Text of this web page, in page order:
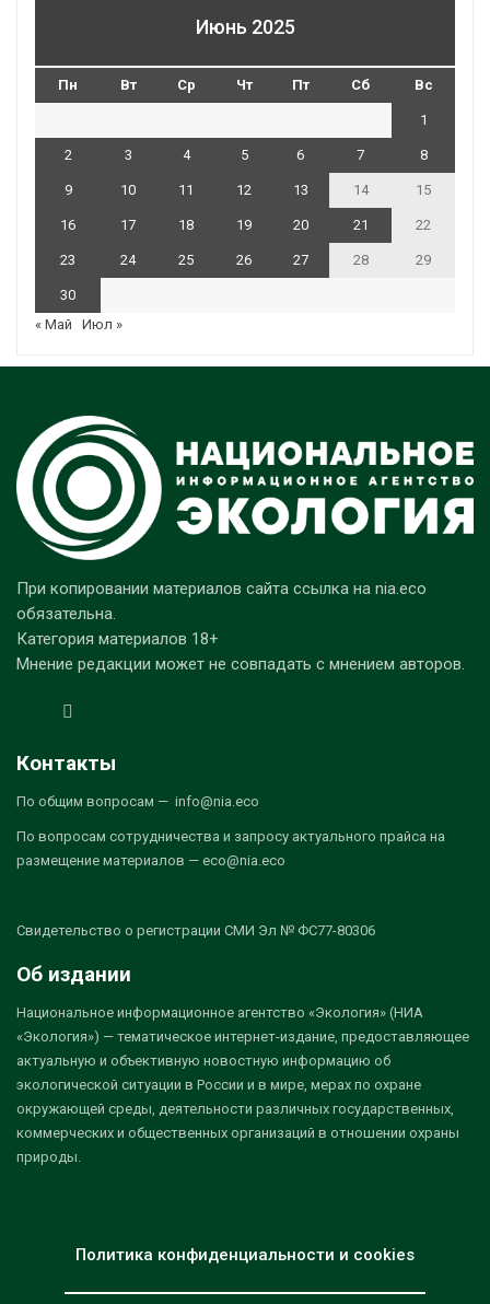
Июнь 2025
Пн Вт Ср Чт Пт Сб Вс
1
2 3 4 5 6 7 8
9 10 11 12 13 14 15
16 17 18 19 20 21 22
23 24 25 26 27 28 29
30
« Май
Июл »
При копировании материалов сайта ссылка на nia.eco
обязательна.
Категория материалов 18+
Мнение редакции может не совпадать с мнением авторов.
Контакты
По общим вопросам — info@nia.eco
По вопросам сотрудничества и запросу актуального прайса на
размещение материалов — eco@nia.eco
Свидетельство о регистрации СМИ Эл № ФС77-80306
Об издании
Национальное информационное агентство «Экология» (НИА
«Экология») — тематическое интернет-издание, предоставляющее
актуальную и объективную новостную информацию об
экологической ситуации в России и в мире, мерах по охране
окружающей среды, деятельности различных государственных,
коммерческих и общественных организаций в отношении охраны
природы.
Политика конфиденциальности и cookies